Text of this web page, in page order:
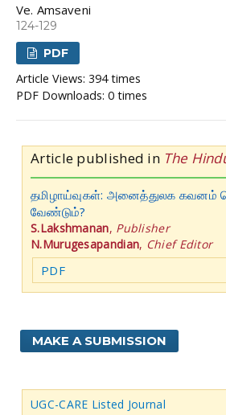
Ve. Amsaveni
124-129
PDF
Article Views: 394 times
PDF Downloads: 0 times
Article published in The
தமிழாய்வுகள்: அனைத்துலக கவனம்
வேண்டும்?
S.Lakshmanan, Publisher
N.Murugesapandian, Chief Editor
PDF
MAKE A SUBMISSION
UGC-CARE Listed Journal